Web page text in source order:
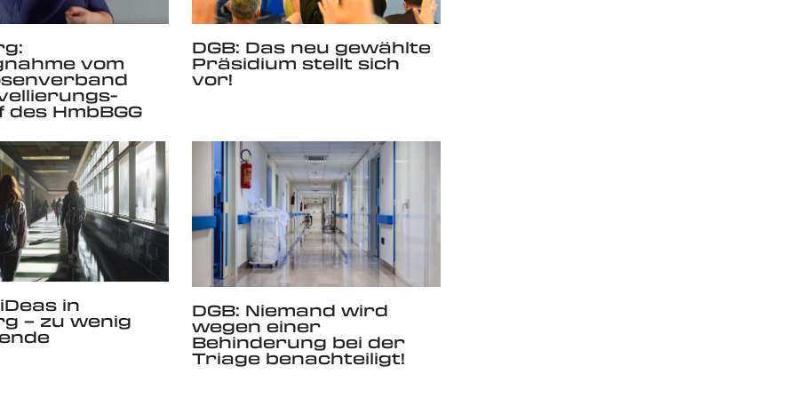
vom
HmbBGG
DGB: Das neu gewählte
Präsidium stellt sich
vor!
in
– zu wenig DGB: Niemand wird
wegen einer
Behinderung bei der
Triage benachteiligt!